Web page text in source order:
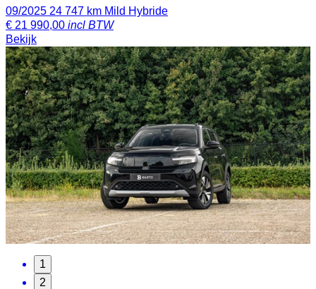
09/2025 24 747 km Mild Hybride
€ 21 990,00 incl BTW
Bekijk
1
2